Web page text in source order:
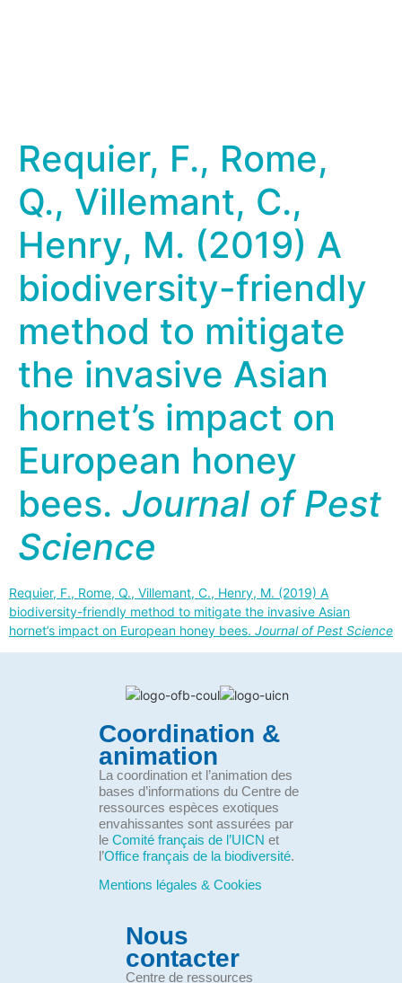
Requier, F., Rome,
Q., Villemant, C.,
Henry, M. (2019) A
biodiversity-friendly
method to mitigate
the invasive Asian
hornet’s impact on
European honey
bees. Journal of Pest
Science
Requier, F., Rome, Q., Villemant, C., Henry, M. (2019) A
biodiversity-friendly method to mitigate the invasive Asian
hornet’s impact on European honey bees. Journal of Pest Science
Coordination &
animation
La coordination et l’animation des
bases d’informations du Centre de
ressources espèces exotiques
envahissantes sont assurées par
le Comité français de l’UICN et
l’Office français de la biodiversité.
Mentions légales & Cookies
Nous
contacter
Centre de ressources